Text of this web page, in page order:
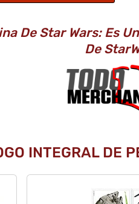
De Star Wars: Es
De
INTEGRAL DE